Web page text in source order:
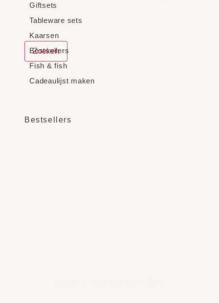
Zoeken
Giftsets
Tableware sets
Kaarsen
Bestsellers
Fish & fish
Cadeaulijst maken
Bestsellers